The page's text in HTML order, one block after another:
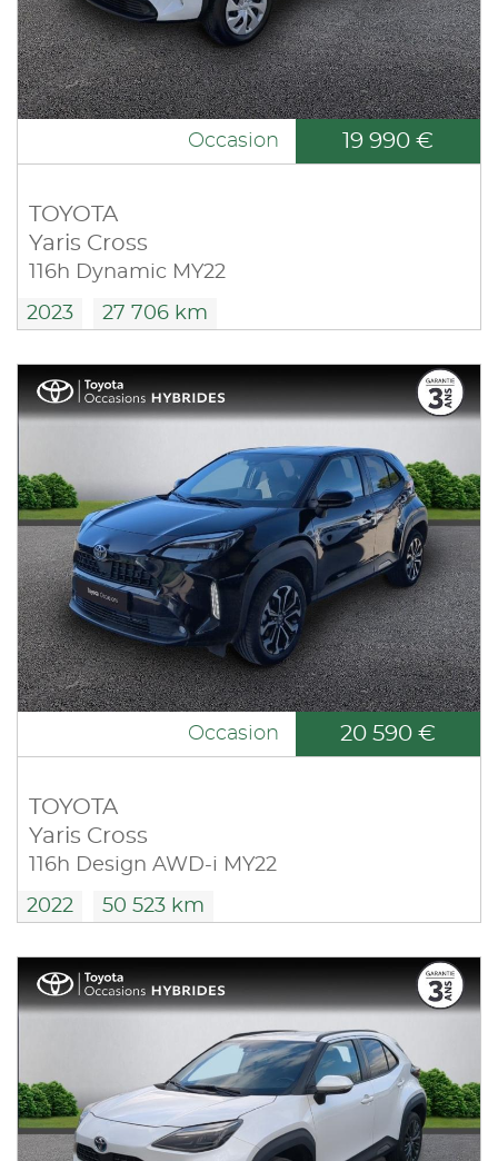
Occasion 19 990 €
TOYOTA
Yaris Cross
116h Dynamic MY22
2023 27 706 km
Occasion 20 590 €
TOYOTA
Yaris Cross
116h Design AWD-i MY22
2022 50 523 km